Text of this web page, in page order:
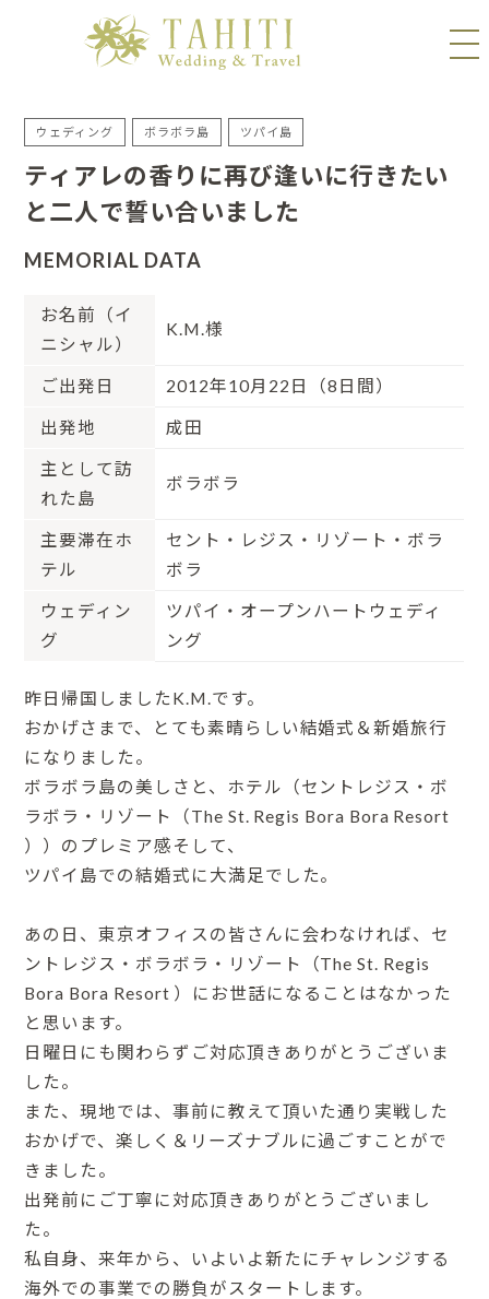
ウェディング ボラボラ島 ツパイ島
ティアレの香りに再び逢いに行きたい
と二人で誓い合いました
MEMORIAL DATA
お名前（イ
ニシャル）
K.M.様
ご出発日 2012年10月22日（8日間）
出発地 成田
主として訪
れた島
ボラボラ
主要滞在ホ
テル
セント・レジス・リゾート・ボラ
ボラ
ウェディン
グ
ツパイ・オープンハートウェディ
ング
昨日帰国しましたK.M.です。
おかげさまで、とても素晴らしい結婚式＆新婚旅行
になりました。
ボラボラ島の美しさと、ホテル（セントレジス・ボ
ラボラ・リゾート（The St. Regis Bora Bora Resort
））のプレミア感そして、
ツパイ島での結婚式に大満足でした。
あの日、東京オフィスの皆さんに会わなければ、セ
ントレジス・ボラボラ・リゾート（The St. Regis
Bora Bora Resort ）にお世話になることはなかった
と思います。
日曜日にも関わらずご対応頂きありがとうございま
した。
また、現地では、事前に教えて頂いた通り実戦した
おかげで、楽しく＆リーズナブルに過ごすことがで
きました。
出発前にご丁寧に対応頂きありがとうございまし
た。
私自身、来年から、いよいよ新たにチャレンジする
海外での事業での勝負がスタートします。